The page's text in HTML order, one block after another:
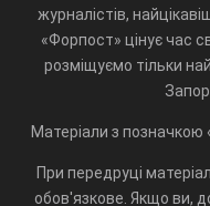
журналістів,
«Форпост» цінує час
розміщуємо тільки
Матеріали з позначкою
При передруці
обов'язкове. Якщо ви,